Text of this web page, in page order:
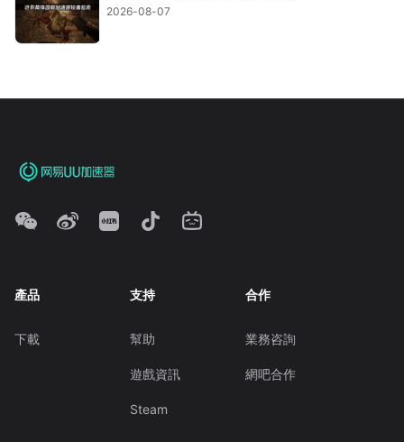
2026-08-07
產品
下載
支持
幫助
遊戲資訊
Steam
合作
業務咨詢
網吧合作